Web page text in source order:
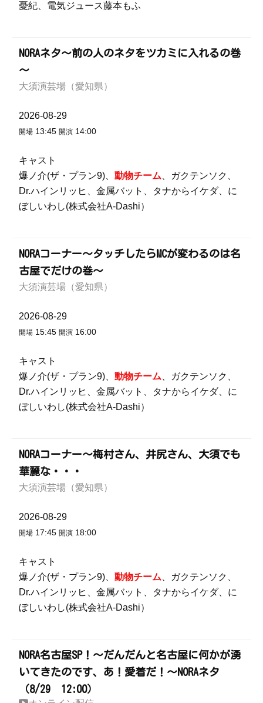
憂紀、電気ジュース藤本もふ
NORAネタ～前の人のネタをツカミに入れるの巻
～
大須演芸場（愛知県）
2026-08-29
開場 13:45 開演 14:00
キャスト
爆ノ介(ザ・プラン9)、 動物チーム 、ガクテンソク、
Dr.ハインリッヒ、金属バット、タナからイケダ、に
ぼしいわし(株式会社A-Dashi）
NORAコーナー～タッチしたらMCが変わるのは名
古屋でだけの巻～
大須演芸場（愛知県）
2026-08-29
開場 15:45 開演 16:00
キャスト
爆ノ介(ザ・プラン9)、 動物チーム 、ガクテンソク、
Dr.ハインリッヒ、金属バット、タナからイケダ、に
ぼしいわし(株式会社A-Dashi）
NORAコーナー～梅村さん、井尻さん、大須でも
華麗な・・・
大須演芸場（愛知県）
2026-08-29
開場 17:45 開演 18:00
キャスト
爆ノ介(ザ・プラン9)、 動物チーム 、ガクテンソク、
Dr.ハインリッヒ、金属バット、タナからイケダ、に
ぼしいわし(株式会社A-Dashi）
NORA名古屋SP！～だんだんと名古屋に何かが湧
いてきたのです、あ！愛着だ！～NORAネタ
（8/29 12:00）